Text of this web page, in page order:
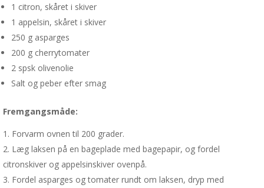
1 citron, skåret i skiver
1 appelsin, skåret i skiver
250 g asparges
200 g cherrytomater
2 spsk olivenolie
Salt og peber efter smag
Fremgangsmåde:
Forvarm ovnen til 200 grader.
Læg laksen på en bageplade med bagepapir, og fordel
citronskiver og appelsinskiver ovenpå.
Fordel asparges og tomater rundt om laksen, dryp med